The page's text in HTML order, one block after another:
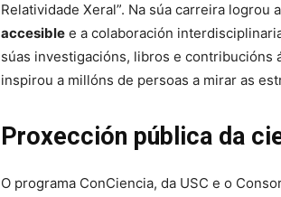
Relatividade Xeral”. Na súa carreira
accesible e a colaboración
súas investigacións, libros e contribucións
inspirou a millóns de persoas a mirar as
Proxección pública da
O programa ConCiencia, da USC e o